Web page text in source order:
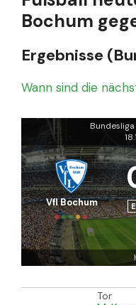
Bochum
Ergebnisse
Wann sind die
Vfl Bochum
Tor